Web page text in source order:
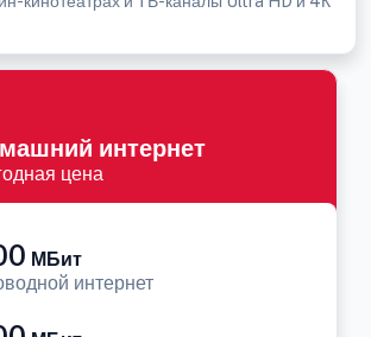
интернет
цена
МБит
интернет